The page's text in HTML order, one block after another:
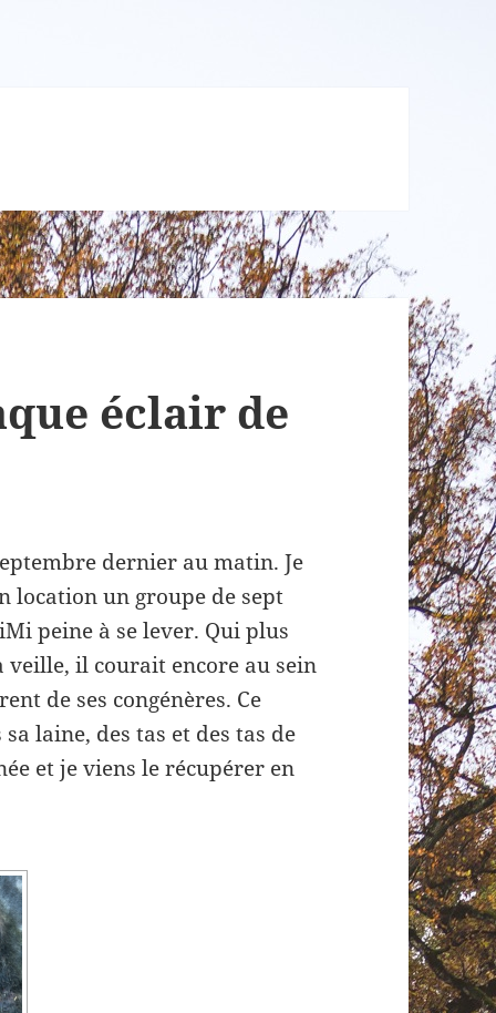
éclair de
dernier au matin. Je
location un groupe de sept
peine à se lever. Qui plus
veille, il courait encore au sein
de ses congénères. Ce
laine, des tas et des tas de
et je viens le récupérer en